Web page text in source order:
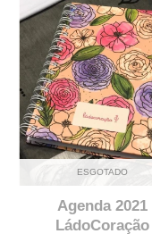
ESGOTADO
Agenda 2021
LádoCoração